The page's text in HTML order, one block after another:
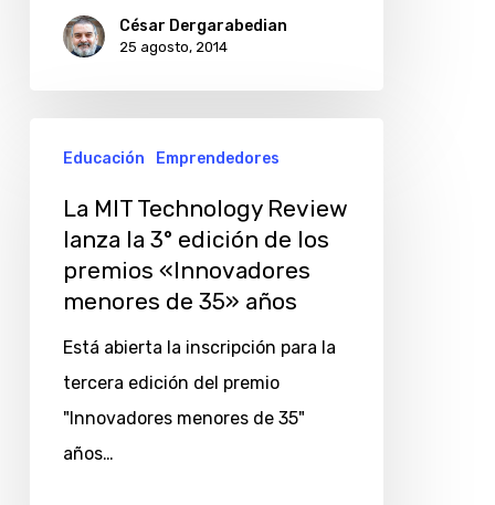
César Dergarabedian
25 agosto, 2014
Technology
Review
lanza
edición
Educación Emprendedores
La MIT Technology Review
lanza la 3° edición de los
premios «Innovadores
menores de 35» años
Está abierta la inscripción para la
tercera edición del premio
"Innovadores menores de 35"
años…